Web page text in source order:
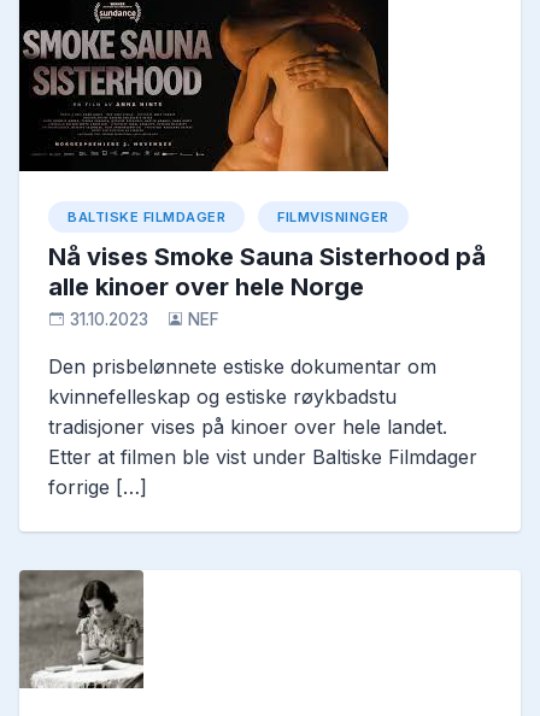
BALTISKE FILMDAGER FILMVISNINGER
Nå vises Smoke Sauna Sisterhood på
alle kinoer over hele Norge
31.10.2023 NEF
Den prisbelønnete estiske dokumentar om
kvinnefelleskap og estiske røykbadstu
tradisjoner vises på kinoer over hele landet.
Etter at filmen ble vist under Baltiske Filmdager
forrige […]